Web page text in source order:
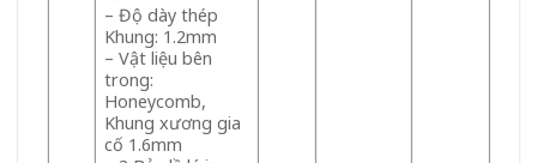
– Độ dày thép
Khung: 1.2mm
– Vật liệu bên
trong:
Honeycomb,
Khung xương gia
cố 1.6mm